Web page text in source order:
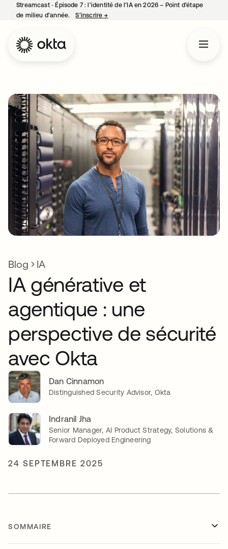
Streamcast ‑ Épisode 7 : l’identité de l’IA en 2026 – Point d’étape
de milieu d’année.
S’inscrire→
Blog IA
IA générative et
agentique : une
perspective de sécurité
avec Okta
Dan Cinnamon
Distinguished Security Advisor, Okta
Indranil Jha
Senior Manager, AI Product Strategy, Solutions &
Forward Deployed Engineering
24 SEPTEMBRE 2025
SOMMAIRE